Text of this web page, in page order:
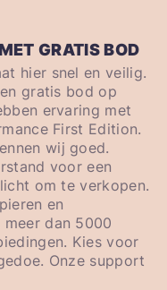
GRATIS BOD
hier snel en veilig.
gratis bod op
ervaring met
First Edition.
wij goed.
voor een
om te verkopen.
en
dan 5000
Kies voor
Onze support